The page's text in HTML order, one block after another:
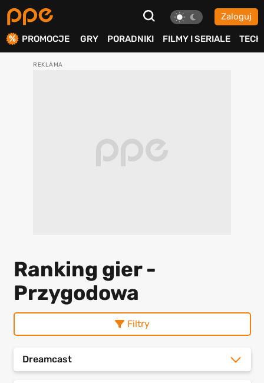
Zaloguj
PROMOCJE GRY PORADNIKI FILMY I SERIALE TECH
Ranking gier -
Przygodowa
Filtry
Dreamcast